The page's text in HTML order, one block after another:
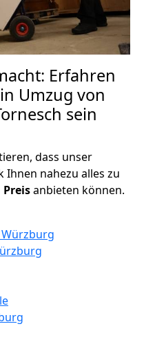
Erfahren
Umzug von
sein
dass unser
Ihnen nahezu alles zu
Preisanbieten können.